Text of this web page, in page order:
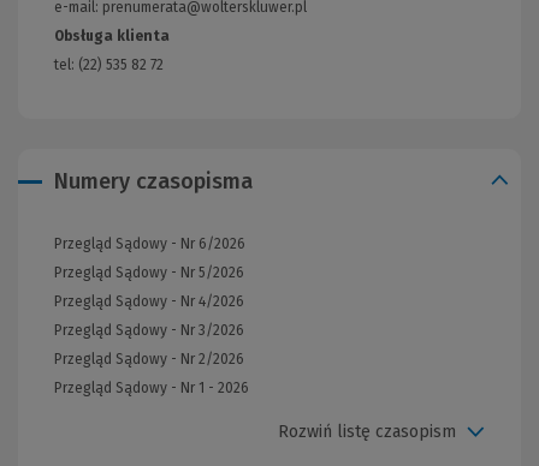
e-mail: prenumerata@wolterskluwer.pl
Obsługa klienta
tel: (22) 535 82 72
Numery czasopisma
Przegląd Sądowy - Nr 6/2026
Przegląd Sądowy - Nr 5/2026
Przegląd Sądowy - Nr 4/2026
Przegląd Sądowy - Nr 3/2026
Przegląd Sądowy - Nr 2/2026
Przegląd Sądowy - Nr 1 - 2026
Rozwiń listę czasopism